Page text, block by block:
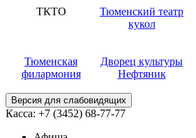
ТКТО
Тюменский театр
кукол
Тюменская
филармония
Дворец культуры
Нефтяник
Версия для слабовидящих
Касса: +7 (3452) 68-77-77